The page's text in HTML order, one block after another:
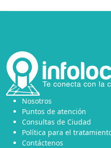
Nosotros
Puntos de atención
Consultas de Ciudad
Política para el
Contáctenos